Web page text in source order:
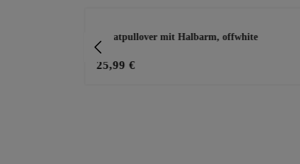
Sweatpullover mit Halbarm, offwhite
25,99 €